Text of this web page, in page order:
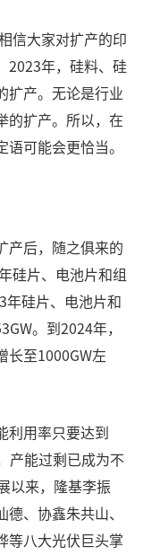
信大家对扩产的印
2023年，硅料、硅
扩产。无论是行业
的扩产。所以，在
可能会更恰当。
产后，随之俱来的
硅片、电池片和组
年硅片、电池片和
。到2024年，
长至1000GW左
利用率只要达到
产能过剩已成为不
以来，隆基李振
、协鑫朱共山、
等八大光伏巨头掌